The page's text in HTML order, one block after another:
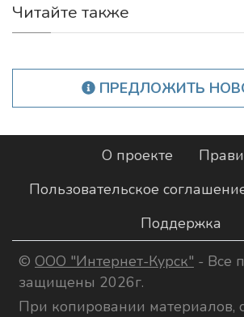
Читайте также
ПРЕДЛОЖИТЬ
О проекте
Пользовательское
Поддержка
© ООО "Интернет-Курск" - Все
защищены 2026г.
При копировании материалов,